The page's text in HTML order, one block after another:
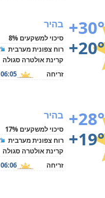
+30°
+20°
בהיר
סיכוי למשקעים 8%
רוח צפונית מערבית
קרינת אולטרה סגולה
זריחה
06:05
+28°
+19°
בהיר
סיכוי למשקעים 17%
רוח צפונית מערבית
קרינת אולטרה סגולה
זריחה
06:06